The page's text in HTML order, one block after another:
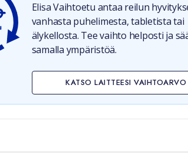
Elisa Vaihtoetu antaa reilun
vanhasta puhelimesta, tabletista tai
älykellosta. Tee vaihto helposti ja
samalla ympäristöä.
KATSO LAITTEESI VAIHTOARVO